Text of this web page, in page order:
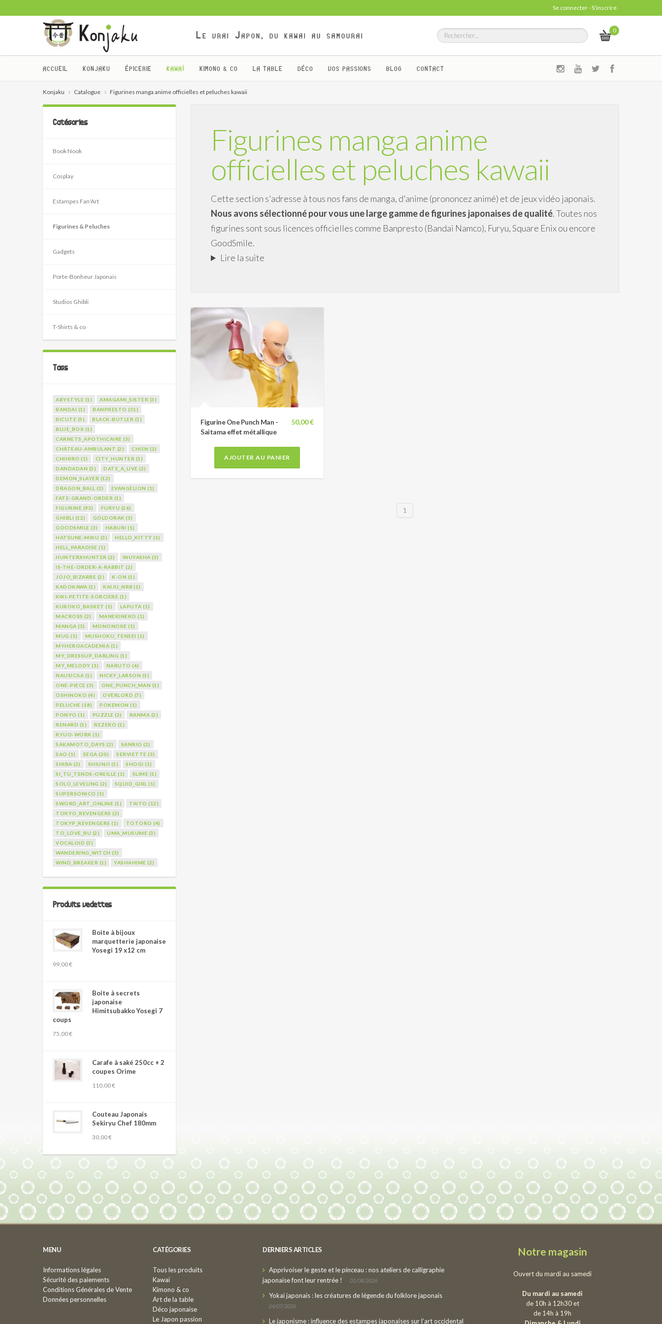
Se connecter-S'inscrire
Le vrai Japon, du kawai au samourai 0
ACCUEIL KONJAKU ÉPICERIE KAWAÏ KIMONO & CO LA TABLE DÉCO VOS PASSIONS BLOG CONTACT
Konjaku Catalogue Figurines manga anime officielles et peluches kawaii
Catégories
Book Nook
Cosplay
Estampes Fan'Art
Figurines & Peluches
Gadgets
Porte-Bonheur Japonais
Studios Ghibli
T-Shirts & co
Tags
ABYSTYLE (1)
AMAGAMI_SISTER (3)
BANDAI (1)
BANPRESTO (31)
BICUTE (5)
BLACK-BUTLER (1)
BLUE_BOX (1)
CARNETS_APOTHICAIRE (3)
CHÂTEAU-AMBULANT (2)
CHIEN (2)
CHIHIRO (1)
CITY_HUNTER (1)
DANDADAN (5)
DATE_A_LIVE (2)
DEMON_SLAYER (12)
DRAGON_BALL (2)
EVANGELION (1)
FATE-GRAND-ORDER (1)
FIGURINE (93)
FURYU (26)
GHIBLI (12)
GOLDORAK (3)
GOODSMILE (3)
HARURI (1)
HATSUNE-MIKU (3)
HELLO_KITTY (1)
HELL_PARADISE (1)
HUNTERXHUNTER (2)
INUYASHA (2)
IS-THE-ORDER-A-RABBIT (2)
JOJO_BIZARRE (2)
K-ON (1)
KADOKAWA (1)
KAIJU_NR8 (1)
KIKI-PETITE-SORCIERE (1)
KUROKO_BASKET (1)
LAPUTA (1)
MACROSS (2)
MANEKINEKO (1)
MANGA (3)
MONONOKE (1)
MUG (1)
MUSHOKU_TENSEI (1)
MYHEROACADEMIA (1)
MY_DRESSUP_DARLING (1)
MY_MELODY (1)
NARUTO (6)
NAUSICAA (1)
NICKY_LARSON (1)
ONE-PIECE (3)
ONE_PUNCH_MAN (1)
OSHINOKO (4)
OVERLORD (7)
PELUCHE (18)
POKEMON (1)
PONYO (1)
PUZZLE (2)
RANMA (2)
RENARD (1)
REZERO (1)
RYUO-WORK (1)
SAKAMOTO_DAYS (2)
SANRIO (2)
SAO (1)
SEGA (20)
SERVIETTE (3)
SHIBA (2)
SHIUNJI (1)
SHOGI (1)
SI_TU_TENDS-OREILLE (1)
SLIME (1)
SOLO_LEVELING (2)
SQUID_GIRL (1)
SUPERSONICO (1)
SWORD_ART_ONLINE (1)
TAITO (12)
TOKYO_REVENGERS (2)
TOKYP_REVENGERS (1)
TOTORO (4)
TO_LOVE_RU (2)
UMA_MUSUME (3)
VOCALOID (3)
WANDERING_WITCH (3)
WIND_BREAKER (1)
YASHAHIME (2)
Produits vedettes
Boite à bijoux
marquetterie japonaise
Yosegi 19 x12 cm
99,00 €
Boite à secrets
japonaise
Himitsubakko Yosegi 7
coups
75,00 €
Carafe à saké 250cc + 2
coupes Orime
110,00 €
Couteau Japonais
Sekiryu Chef 180mm
30,00 €
Figurines manga anime
officielles et peluches kawaii
Cette section s'adresse à tous nos fans de manga, d'anime (prononcez animé) et de jeux vidéo japonais.
Nous avons sélectionné pour vous une large gamme de figurines japonaises de qualité. Toutes nos
figurines sont sous licences officielles comme Banpresto (Bandai Namco), Furyu, Square Enix ou encore
GoodSmile.
Lire la suite
50,00 €
Figurine One Punch Man -
Saitama effet métallique
AJOUTER AU PANIER
1
MENU
Informations légales
Sécurité des paiements
Conditions Générales de Vente
Données personnelles
CATÉGORIES
Tous les produits
Kawaï
Kimono & co
Art de la table
Déco japonaise
Le Japon passion
DERNIERS ARTICLES
Apprivoiser le geste et le pinceau : nos ateliers de calligraphie
japonaise font leur rentrée !
01/08/2026
Yokai japonais : les créatures de légende du folklore japonais
24/07/2026
Le japonisme : influence des estampes japonaises sur l’art occidental
Notre magasin
Ouvert du mardi au samedi
Du mardi au samedi
de 10h à 12h30 et
de 14h à 19h